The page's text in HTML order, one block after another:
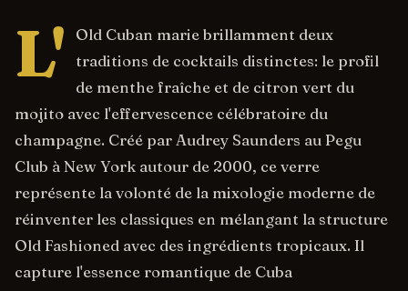
L'
Old Cuban marie brillamment deux
traditions de cocktails distinctes: le profil
de menthe fraîche et de citron vert du
mojito avec l'effervescence célébratoire du
champagne. Créé par Audrey Saunders au Pegu
Club à New York autour de 2000, ce verre
représente la volonté de la mixologie moderne de
réinventer les classiques en mélangant la structure
Old Fashioned avec des ingrédients tropicaux. Il
capture l'essence romantique de Cuba